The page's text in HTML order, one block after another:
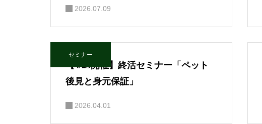
2026.07.09
セミナー
【4/23開催】終活セミナー「ペット
後見と身元保証」
2026.04.01